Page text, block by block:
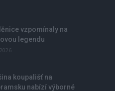
vzpomínaly na
legendu
koupališť na
nabízí výborné